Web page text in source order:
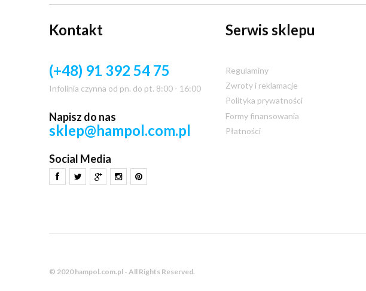
Kontakt
(+48) 91 392 54 75
Infolinia czynna od pn. do pt. 8:00 - 16:00
Napisz do nas
sklep@hampol.com.pl
Social Media
Serwis sklepu
Regulaminy
Zwroty i reklamacje
Polityka prywatności
Formy finansowania
Płatności
© 2020 hampol.com.pl - All Rights Reserved.